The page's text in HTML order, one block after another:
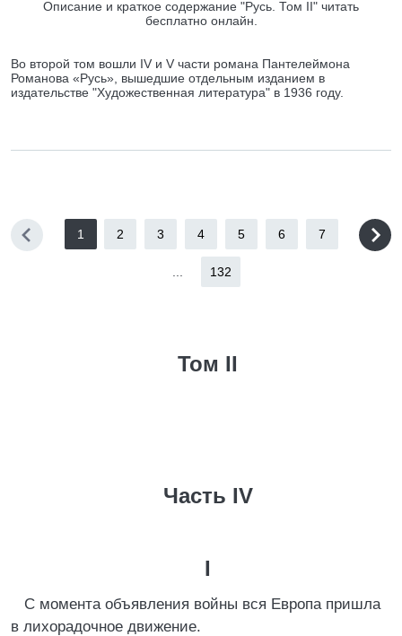
Описание и краткое содержание "Русь. Том II" читать
бесплатно онлайн.
Во второй том вошли IV и V части романа Пантелеймона
Романова «Русь», вышедшие отдельным изданием в
издательстве "Художественная литература" в 1936 году.
1 2 3 4 5 6 7
132
Том II
Часть IV
I
С момента объявления войны вся Европа пришла
в лихорадочное движение.